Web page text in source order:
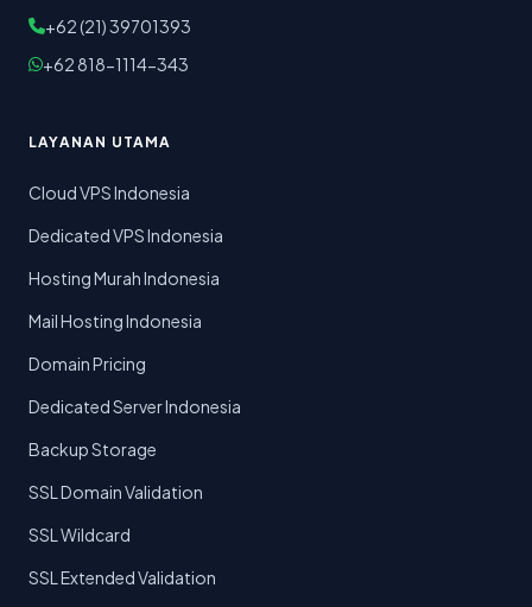
+62 (21) 39701393
+62 818-1114-343
LAYANAN UTAMA
Cloud VPS Indonesia
Dedicated VPS Indonesia
Hosting Murah Indonesia
Mail Hosting Indonesia
Domain Pricing
Dedicated Server Indonesia
Backup Storage
SSL Domain Validation
SSL Wildcard
SSL Extended Validation